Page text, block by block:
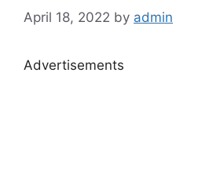
April 18, 2022 by admin
Advertisements